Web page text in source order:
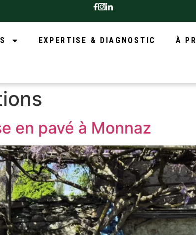
EXPERTISE & DIAGNOSTIC À
en pavé à Monnaz